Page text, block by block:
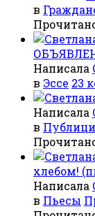
в
Написала
в Эссе 23
Написала
в
хлебом!
Написала
в Пьесы